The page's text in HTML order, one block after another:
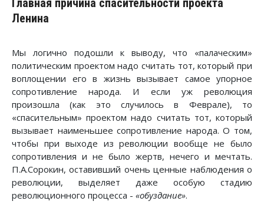
Главная причина спасительности проекта
Ленина
Мы логично подошли к выводу, что «палаческим»
политическим проектом надо считать тот, который при
воплощении его в жизнь вызывает самое упорное
сопротивление народа. И если уж революция
произошла (как это случилось в Феврале), то
«спасительным» проектом надо считать тот, который
вызывает наименьшее сопротивление народа. О том,
чтобы при выходе из революции вообще не было
сопротивления и не было жертв, нечего и мечтать.
П.А.Сорокин, оставивший очень ценные наблюдения о
революции, выделяет даже особую стадию
революционного процесса - «обуздание».